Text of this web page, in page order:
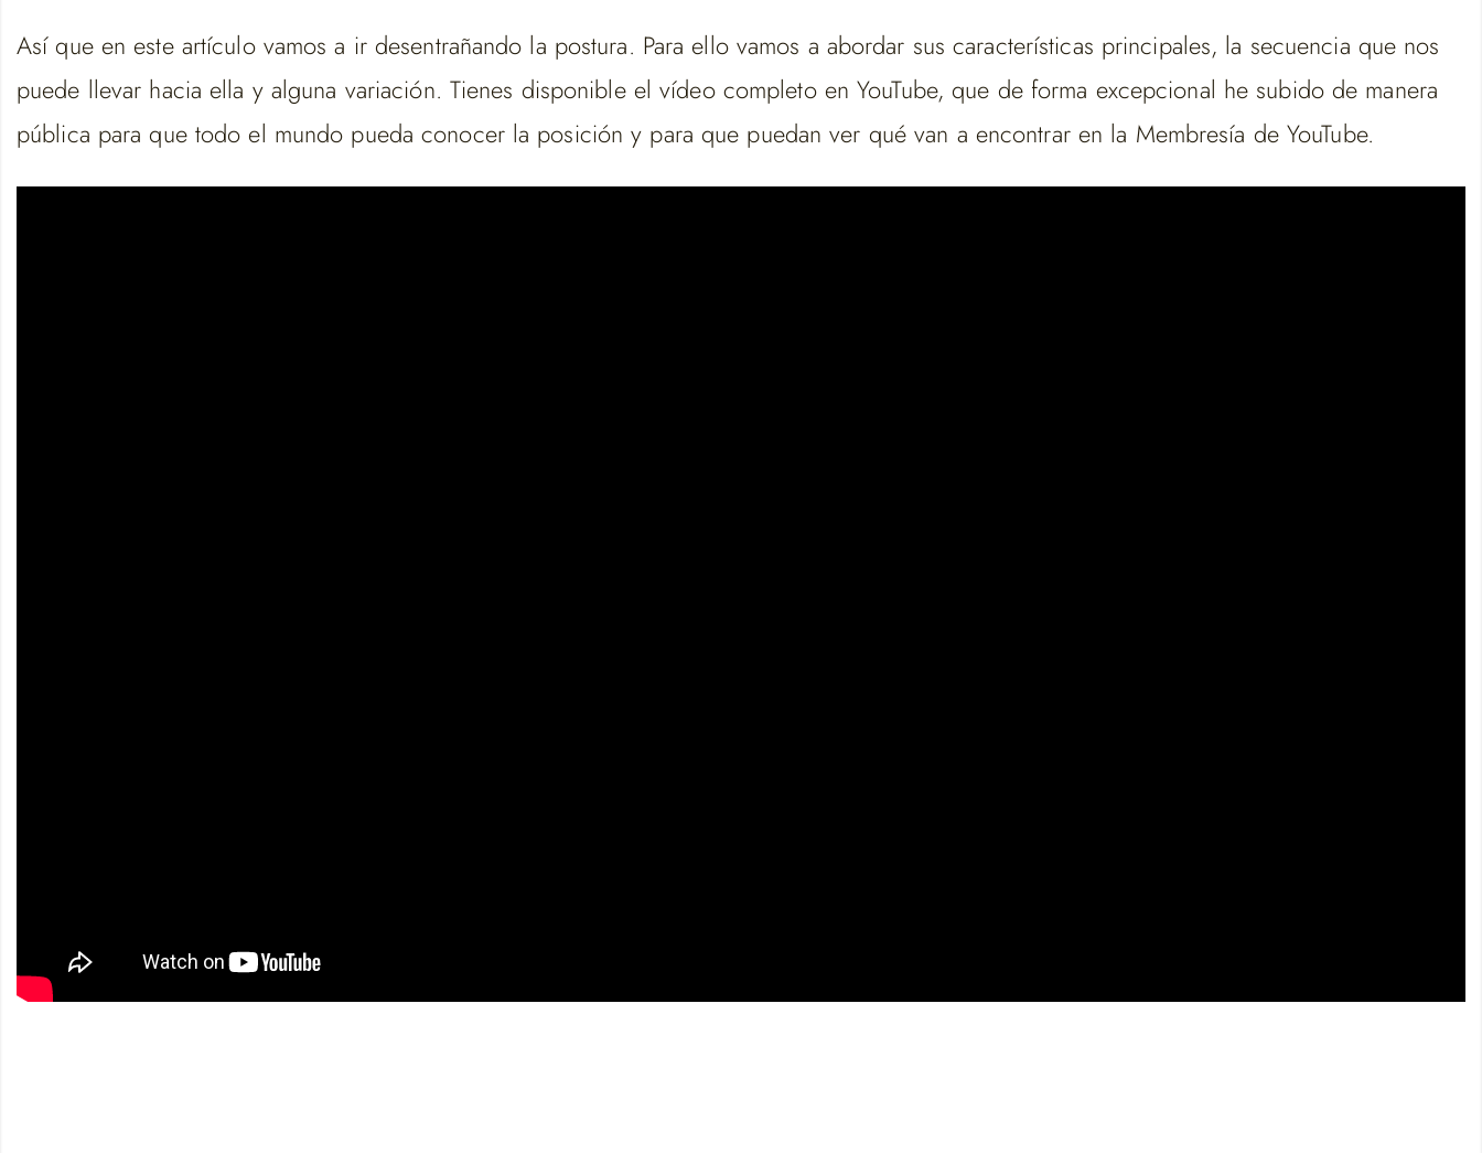
Así que en este artículo vamos a ir desentrañando la postura. Para ello vamos a abordar sus características principales, la secuencia que nos
puede llevar hacia ella y alguna variación. Tienes disponible el vídeo completo en YouTube, que de forma excepcional he subido de manera
pública para que todo el mundo pueda conocer la posición y para que puedan ver qué van a encontrar en la Membresía de YouTube.